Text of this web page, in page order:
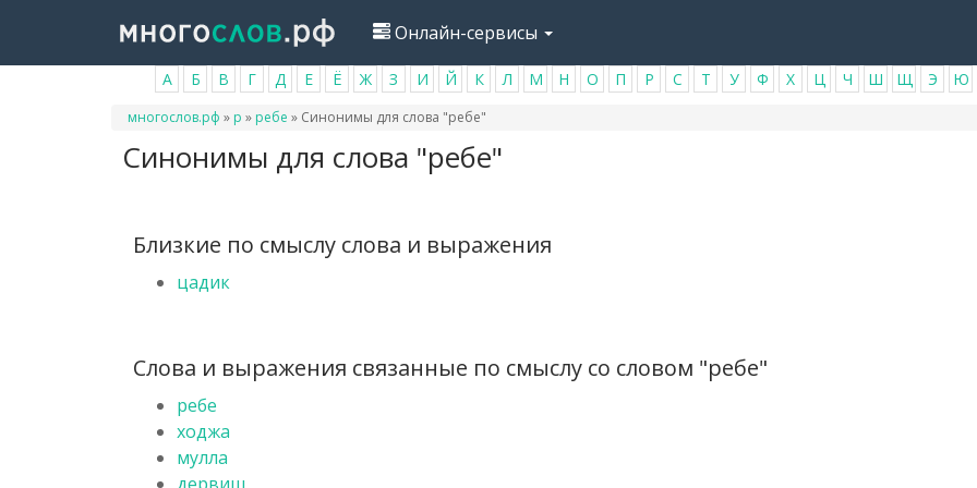
основному
Онлайн-сервисы
А Б В Г Д Е Ё Ж З И Й К Л М Н О П Р С Т У Ф Х Ц Ч Ш Щ Э Ю
Вы
многослов.рф » р » ребе » Синонимы для слова "ребе"
Синонимы для слова "ребе"
Близкие по смыслу слова и выражения
цадик
Слова и выражения связанные по смыслу со словом "ребе"
ребе
ходжа
мулла
дервиш